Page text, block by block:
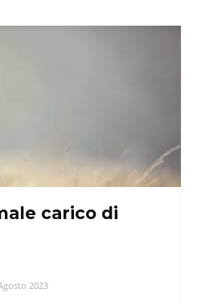
carico di
2023